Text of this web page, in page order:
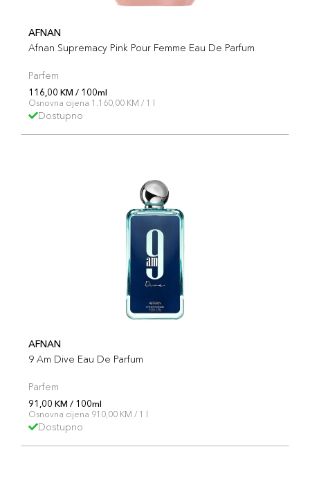
AFNAN
Afnan Supremacy Pink Pour Femme Eau De Parfum
Parfem
116,00 KM / 100ml
Osnovna cijena 1.160,00 KM / 1 l
Dostupno
AFNAN
9 Am Dive Eau De Parfum
Parfem
91,00 KM / 100ml
Osnovna cijena 910,00 KM / 1 l
Dostupno